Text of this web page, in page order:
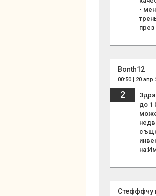
-
Bonth12
00:50 | 20 апр
2
до 1